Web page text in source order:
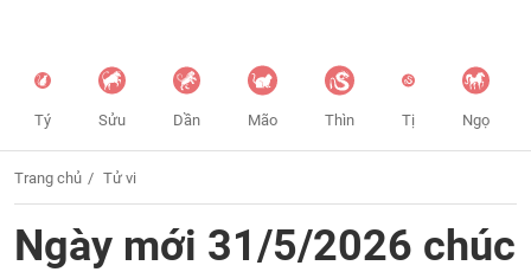
Tý Sửu Dần Mão Thìn Tị Ngọ
Trang chủ Tử vi
Ngày mới 31/5/2026 chúc